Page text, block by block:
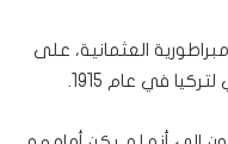
العثمانية، على
في عام 1915.